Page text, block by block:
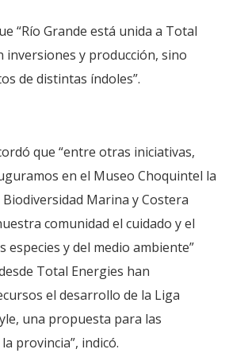
“Río Grande está unida a Total
inversiones y producción, sino
de distintas índoles”.
que “entre otras iniciativas,
en el Museo Choquintel la
Marina y Costera
comunidad el cuidado y el
especies y del medio ambiente”
Total Energies han
el desarrollo de la Liga
una propuesta para las
provincia”, indicó.